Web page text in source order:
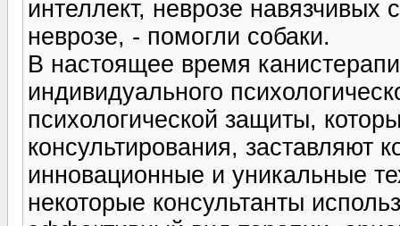
интеллект, неврозе
неврозе, - помогли собаки.
В настоящее время
индивидуального
психологической защиты,
консультирования, заставляют
инновационные и уникальные
некоторые консультанты